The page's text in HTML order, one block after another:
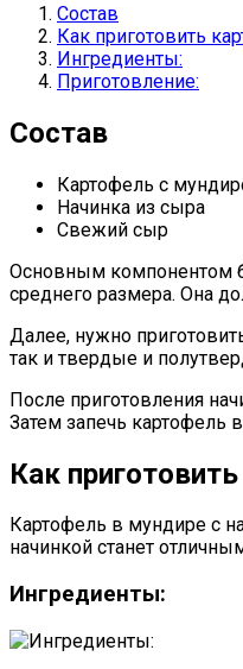
Состав
Как приготовить
Ингредиенты:
Приготовление:
Состав
Картофель с
Начинка из сыра
Свежий сыр
Основным компонентом
среднего размера. Она
Далее, нужно
так и твердые и
После приготовления
Затем запечь картофель
Как
Картофель в мундире с
начинкой станет
Ингредиенты: